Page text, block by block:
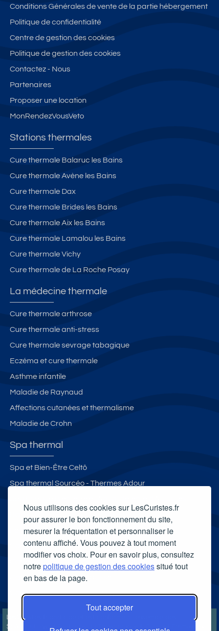
Nous utilisons des cookies sur LesCuristes.fr
pour assurer le bon fonctionnement du site,
mesurer la fréquentation et personnaliser le
contenu affiché. Vous pouvez à tout moment
modifier vos choix. Pour en savoir plus, consultez
notrepolitique de gestion des cookiessitué tout
en bas de la page.
Tout accepter
Conditions Générales de vente de la partie hébergement
Politique de confidentialité
Centre de gestion des cookies
Politique de gestion des cookies
Contactez - Nous
Partenaires
Proposer une location
MonRendezVousVeto
Stations thermales
Cure thermale Balaruc les Bains
Cure thermale Avène les Bains
Cure thermale Dax
Cure thermale Brides les Bains
Cure thermale Aix les Bains
Cure thermale Lamalou les Bains
Cure thermale Vichy
Cure thermale de La Roche Posay
La médecine thermale
Cure thermale arthrose
Cure thermale anti-stress
Cure thermale sevrage tabagique
Eczéma et cure thermale
Asthme infantile
Maladie de Raynaud
Affections cutanées et thermalisme
Maladie de Crohn
Spa thermal
Spa et Bien-Être Celtô
Spa thermal Sourcéo - Thermes Adour
Les Bains du Mont-Blanc
Carte cadeau spa Vichy
Carte cadeau spa Bagnoles-de-l'Orne
Carte cadeau spa Saubusse
Carte cadeau spa Châtel-Guyon
LesCuristes.fr participe et est conforme à l'ensemble des
Spécifications et Politiques du Transparency & Consent Framework